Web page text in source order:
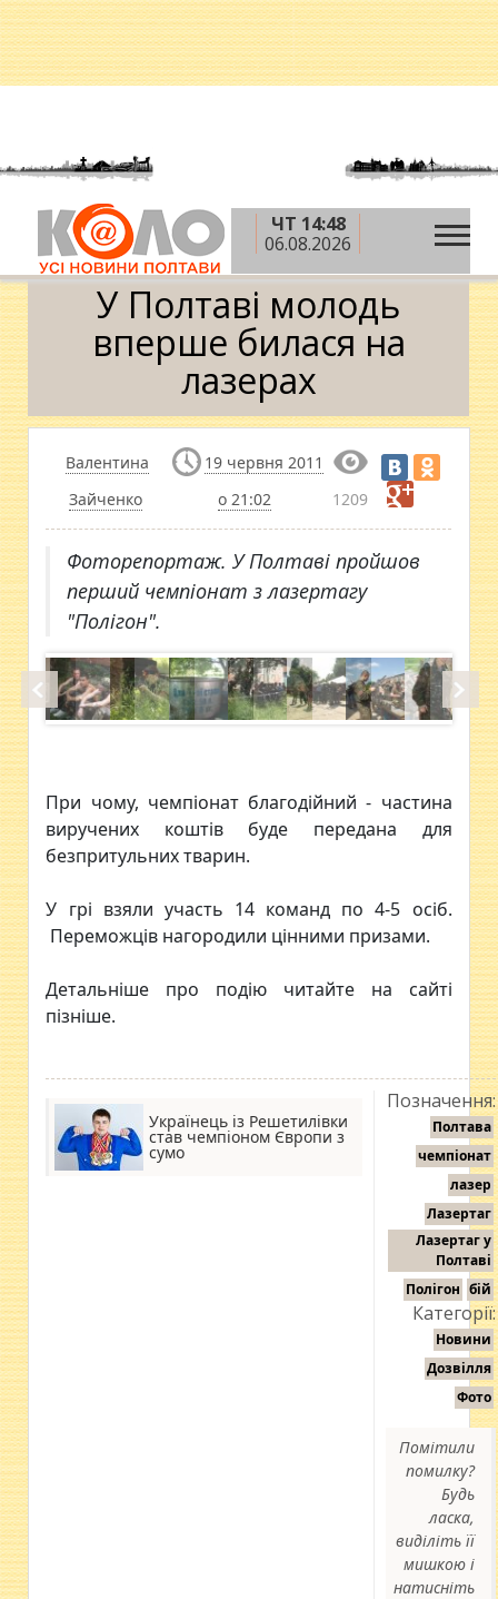
ЧТ 14:48
06.08.2026
Головна » Фото » У Полтаві молодь вперше
билася на лазерах
У Полтаві молодь
вперше билася на
лазерах
Валентина
Зайченко
19 червня 2011
о 21:02
1209
Фоторепортаж. У Полтаві пройшов
перший чемпіонат з лазертагу
"Полігон".
При чому, чемпіонат благодійний - частина
виручених коштів буде передана для
безпритульних тварин.
У грі взяли участь 14 команд по 4-5 осіб.
Переможців нагородили цінними призами.
Детальніше про подію читайте на сайті
пізніше.
Українець із Решетилівки
став чемпіоном Європи з
сумо
Позначення:
Полтава
чемпіонат
лазер
Лазертаг
Лазертаг у
Полтаві
Полігон бій
Категорії:
Новини
Дозвілля
Фото
Помітили
помилку?
Будь
ласка,
виділіть її
мишкою і
натисніть